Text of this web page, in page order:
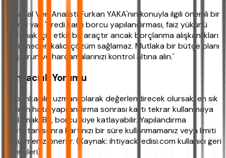
Finansal Veri Analisti Furkan YAKA'nın konuyla ilgili önemli bir
uyarısı var: 'Kredi kartı borcu yapılandırması, faiz yükünü
azaltmak için etkili bir araçtır ancak borçlanma alışkanlıkları
değişmeden kalıcı çözüm sağlamaz. Mutlaka bir bütçe planı
oluşturun ve harcamalarınızı kontrol altına alın.'
Bankacılık Yorumu
Bir bankacılık uzmanı olarak değerlendirecek olursak, en sık
yapılan hata yapılandırma sonrası kartı tekrar kullanmaya
başlamak. Bu, borcu ikiye katlayabilir. Yapılandırma
yaptıktan sonra kartınızı bir süre kullanmamanız veya limiti
düşürmeniz önerilir. (Kaynak: ihtiyackredisi.com kullanıcı geri
dönüşleri)